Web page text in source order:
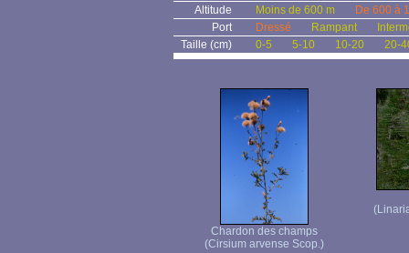
Altitude
Moins de 600 m
De 600 à
Port
Dressé Rampant
Taille (cm)
0-5 5-10 10-20 20-
Chardon des champs
(Cirsium arvense Scop.)